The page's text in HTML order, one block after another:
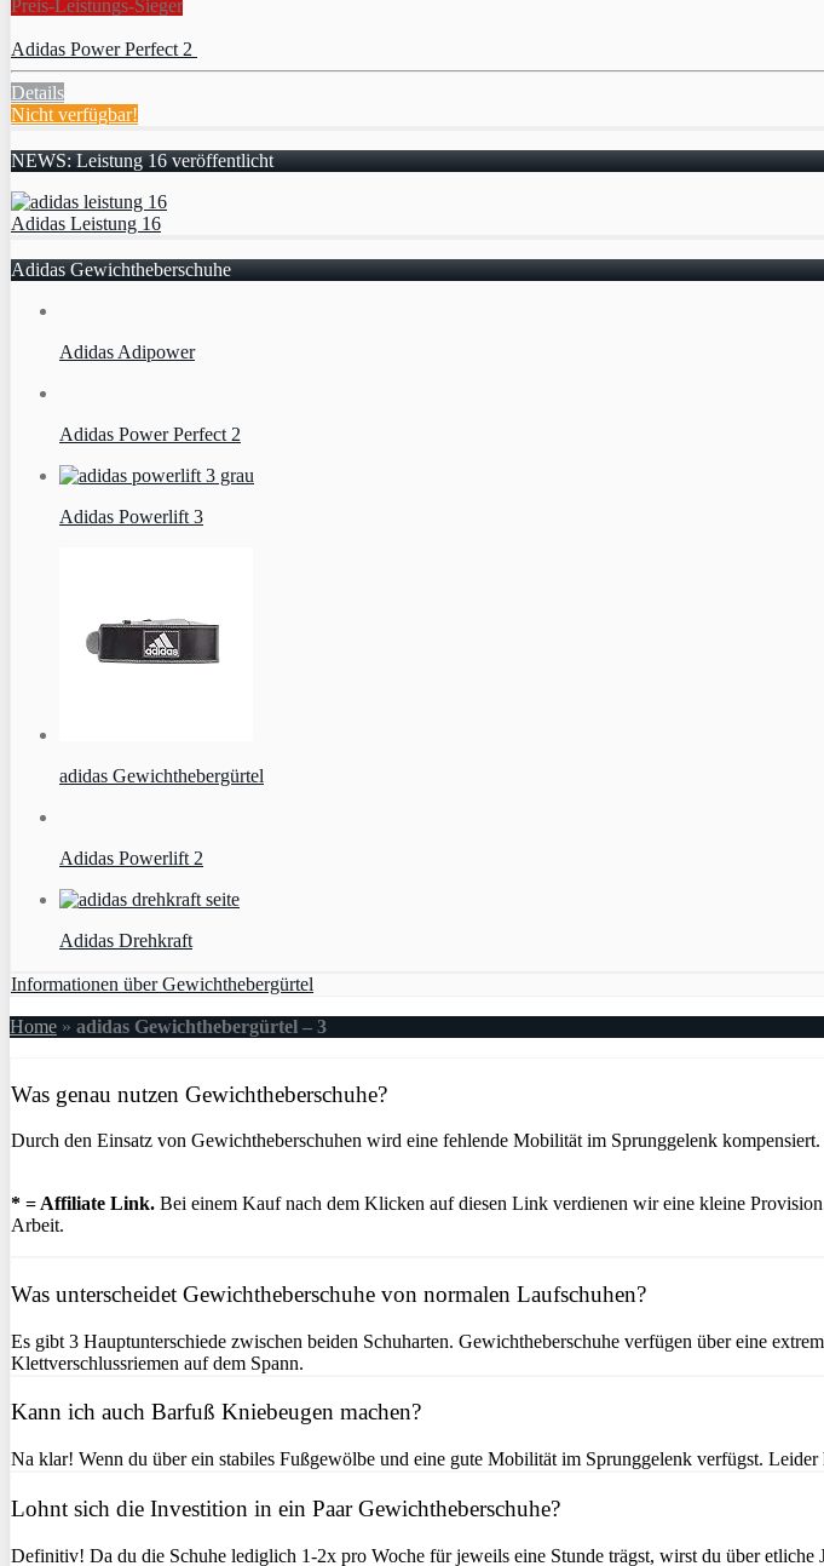
Preis-Leistungs-Sieger
Adidas Power Perfect 2
Details
Nicht verfügbar!
NEWS: Leistung 16 veröffentlicht
Adidas Leistung 16
Adidas Gewichtheberschuhe
Adidas Adipower
Adidas Power Perfect 2
Adidas Powerlift 3
adidas Gewichthebergürtel
Adidas Powerlift 2
Adidas Drehkraft
Informationen über Gewichthebergürtel
Home » adidas Gewichthebergürtel – 3
Was genau nutzen Gewichtheberschuhe?
Durch den Einsatz von Gewichtheberschuhen wird eine fehlende Mobilität im Sprunggelenk
* = Affiliate Link. Bei einem Kauf nach dem Klicken auf diesen Link verdienen wir eine kleine
Arbeit.
Was unterscheidet Gewichtheberschuhe von normalen Laufschuhen?
Es gibt 3 Hauptunterschiede zwischen beiden Schuharten. Gewichtheberschuhe verfügen über eine
Klettverschlussriemen auf dem Spann.
Kann ich auch Barfuß Kniebeugen machen?
Na klar! Wenn du über ein stabiles Fußgewölbe und eine gute Mobilität im Sprunggelenk verfügst. Leider
Lohnt sich die Investition in ein Paar Gewichtheberschuhe?
Definitiv! Da du die Schuhe lediglich 1-2x pro Woche für jeweils eine Stunde trägst, wirst du über